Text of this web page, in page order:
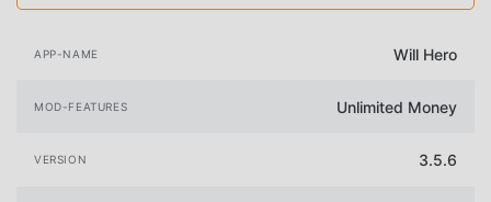
APP-NAME Will Hero
MOD-FEATURES Unlimited Money
VERSION 3.5.6